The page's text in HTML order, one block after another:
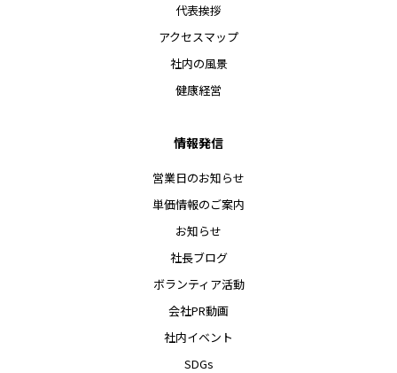
代表挨拶
アクセスマップ
社内の風景
健康経営
情報発信
営業日のお知らせ
単価情報のご案内
お知らせ
社長ブログ
ボランティア活動
会社PR動画
社内イベント
SDGs